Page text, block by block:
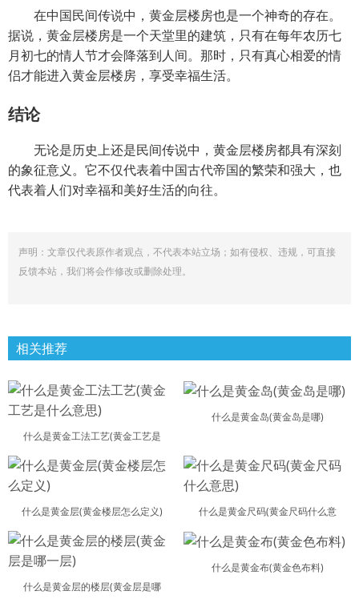
在中国民间传说中，黄金层楼房也是一个神奇的存在。
据说，黄金层楼房是一个天堂里的建筑，只有在每年农历七
月初七的情人节才会降落到人间。那时，只有真心相爱的情
侣才能进入黄金层楼房，享受幸福生活。
结论
无论是历史上还是民间传说中，黄金层楼房都具有深刻
的象征意义。它不仅代表着中国古代帝国的繁荣和强大，也
代表着人们对幸福和美好生活的向往。
声明：文章仅代表原作者观点，不代表本站立场；如有侵权、违规，可直接
反馈本站，我们将会作修改或删除处理。
相关推荐
什么是黄金工法工艺(黄金工艺是
什么是黄金岛(黄金岛是哪)
什么是黄金层(黄金楼层怎么定义) 什么是黄金尺码(黄金尺码什么意
什么是黄金层的楼层(黄金层是哪
什么是黄金布(黄金色布料)